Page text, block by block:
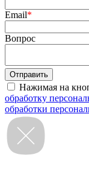
Email*
Вопрос
Нажимая на
обработку
обработки